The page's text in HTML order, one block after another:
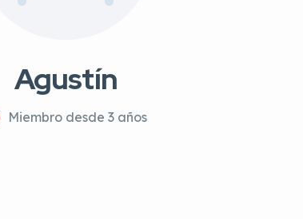
Agustín
Miembro desde 3 años